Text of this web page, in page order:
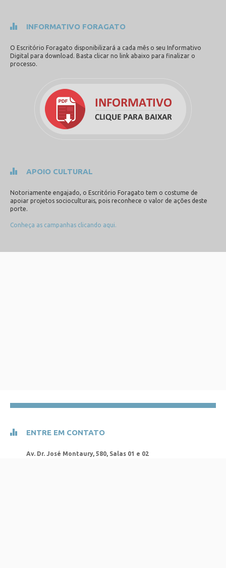
INFORMATIVO FORAGATO
O Escritório Foragato disponibilizará a cada mês o seu Informativo
Digital para download. Basta clicar no link abaixo para finalizar o
processo.
APOIO CULTURAL
Notoriamente engajado, o Escritório Foragato tem o costume de
apoiar projetos socioculturais, pois reconhece o valor de ações deste
porte.
Conheça as campanhas clicando aqui.
ENTRE EM CONTATO
Av. Dr. José Montaury, 580, Salas 01 e 02